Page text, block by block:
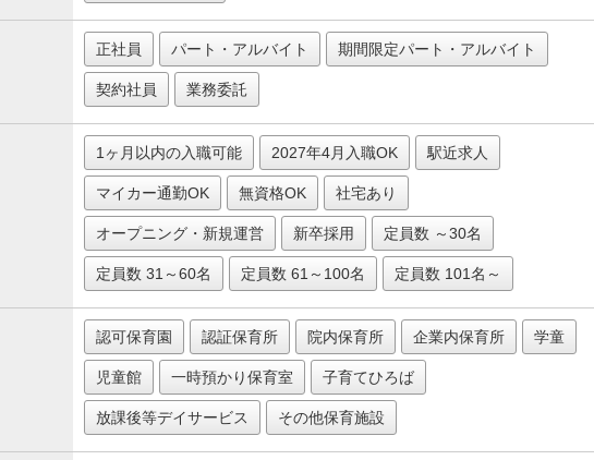
正社員 パート・アルバイト 期間限定パート・アルバイト
契約社員 業務委託
1ヶ月以内の入職可能 2027年4月入職OK 駅近求人
マイカー通勤OK 無資格OK 社宅あり
オープニング・新規運営 新卒採用 定員数 ～30名
定員数 31～60名 定員数 61～100名 定員数 101名～
認可保育園 認証保育所 院内保育所 企業内保育所 学童
児童館 一時預かり保育室 子育てひろば
放課後等デイサービス その他保育施設